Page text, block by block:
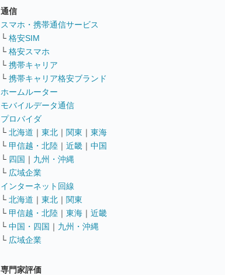
通信
スマホ・携帯通信サービス
└ 格安SIM
└ 格安スマホ
└ 携帯キャリア
└ 携帯キャリア格安ブランド
ホームルーター
モバイルデータ通信
プロバイダ
└ 北海道 ｜ 東北 ｜ 関東 ｜ 東海
└ 甲信越・北陸 ｜ 近畿 ｜ 中国
└ 四国 ｜ 九州・沖縄
└ 広域企業
インターネット回線
└ 北海道 ｜ 東北 ｜ 関東
└ 甲信越・北陸 ｜ 東海 ｜ 近畿
└ 中国・四国 ｜ 九州・沖縄
└ 広域企業
専門家評価